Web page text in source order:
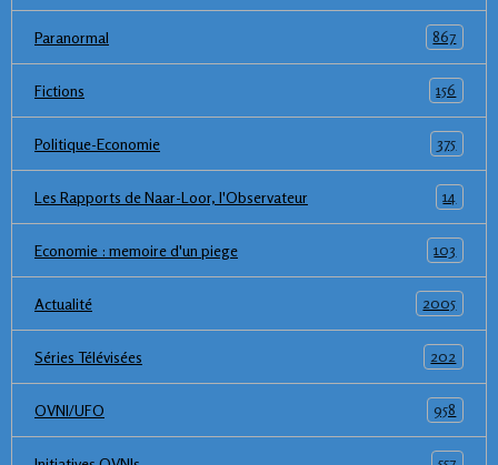
Paranormal 867
Fictions 156
Politique-Economie 375
Les Rapports de Naar-Loor, l'Observateur 14
Economie : memoire d'un piege 103
Actualité 2005
Séries Télévisées 202
OVNI/UFO 958